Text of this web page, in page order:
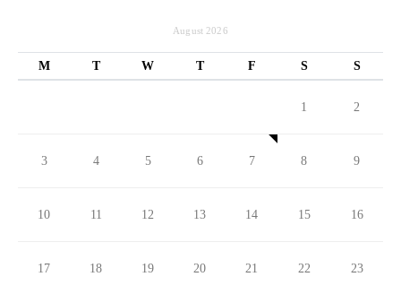
August 2026
M T W T F S S
1 2
3 4 5 6 7 8 9
10 11 12 13 14 15 16
17 18 19 20 21 22 23